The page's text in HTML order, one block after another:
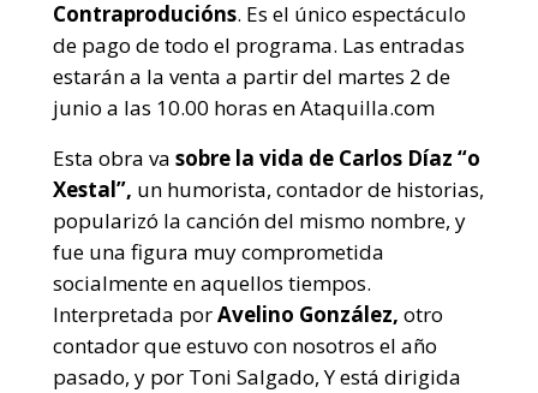
Contraproducións. Es el único espectáculo
de pago de todo el programa. Las entradas
estarán a la venta a partir del martes 2 de
junio a las 10.00 horas en Ataquilla.com
Esta obra va sobre la vida de Carlos Díaz “o
Xestal”, un humorista, contador de historias,
popularizó la canción del mismo nombre, y
fue una figura muy comprometida
socialmente en aquellos tiempos.
Interpretada porAvelino González, otro
contador que estuvo con nosotros el año
pasado, y por Toni Salgado, Y está dirigida